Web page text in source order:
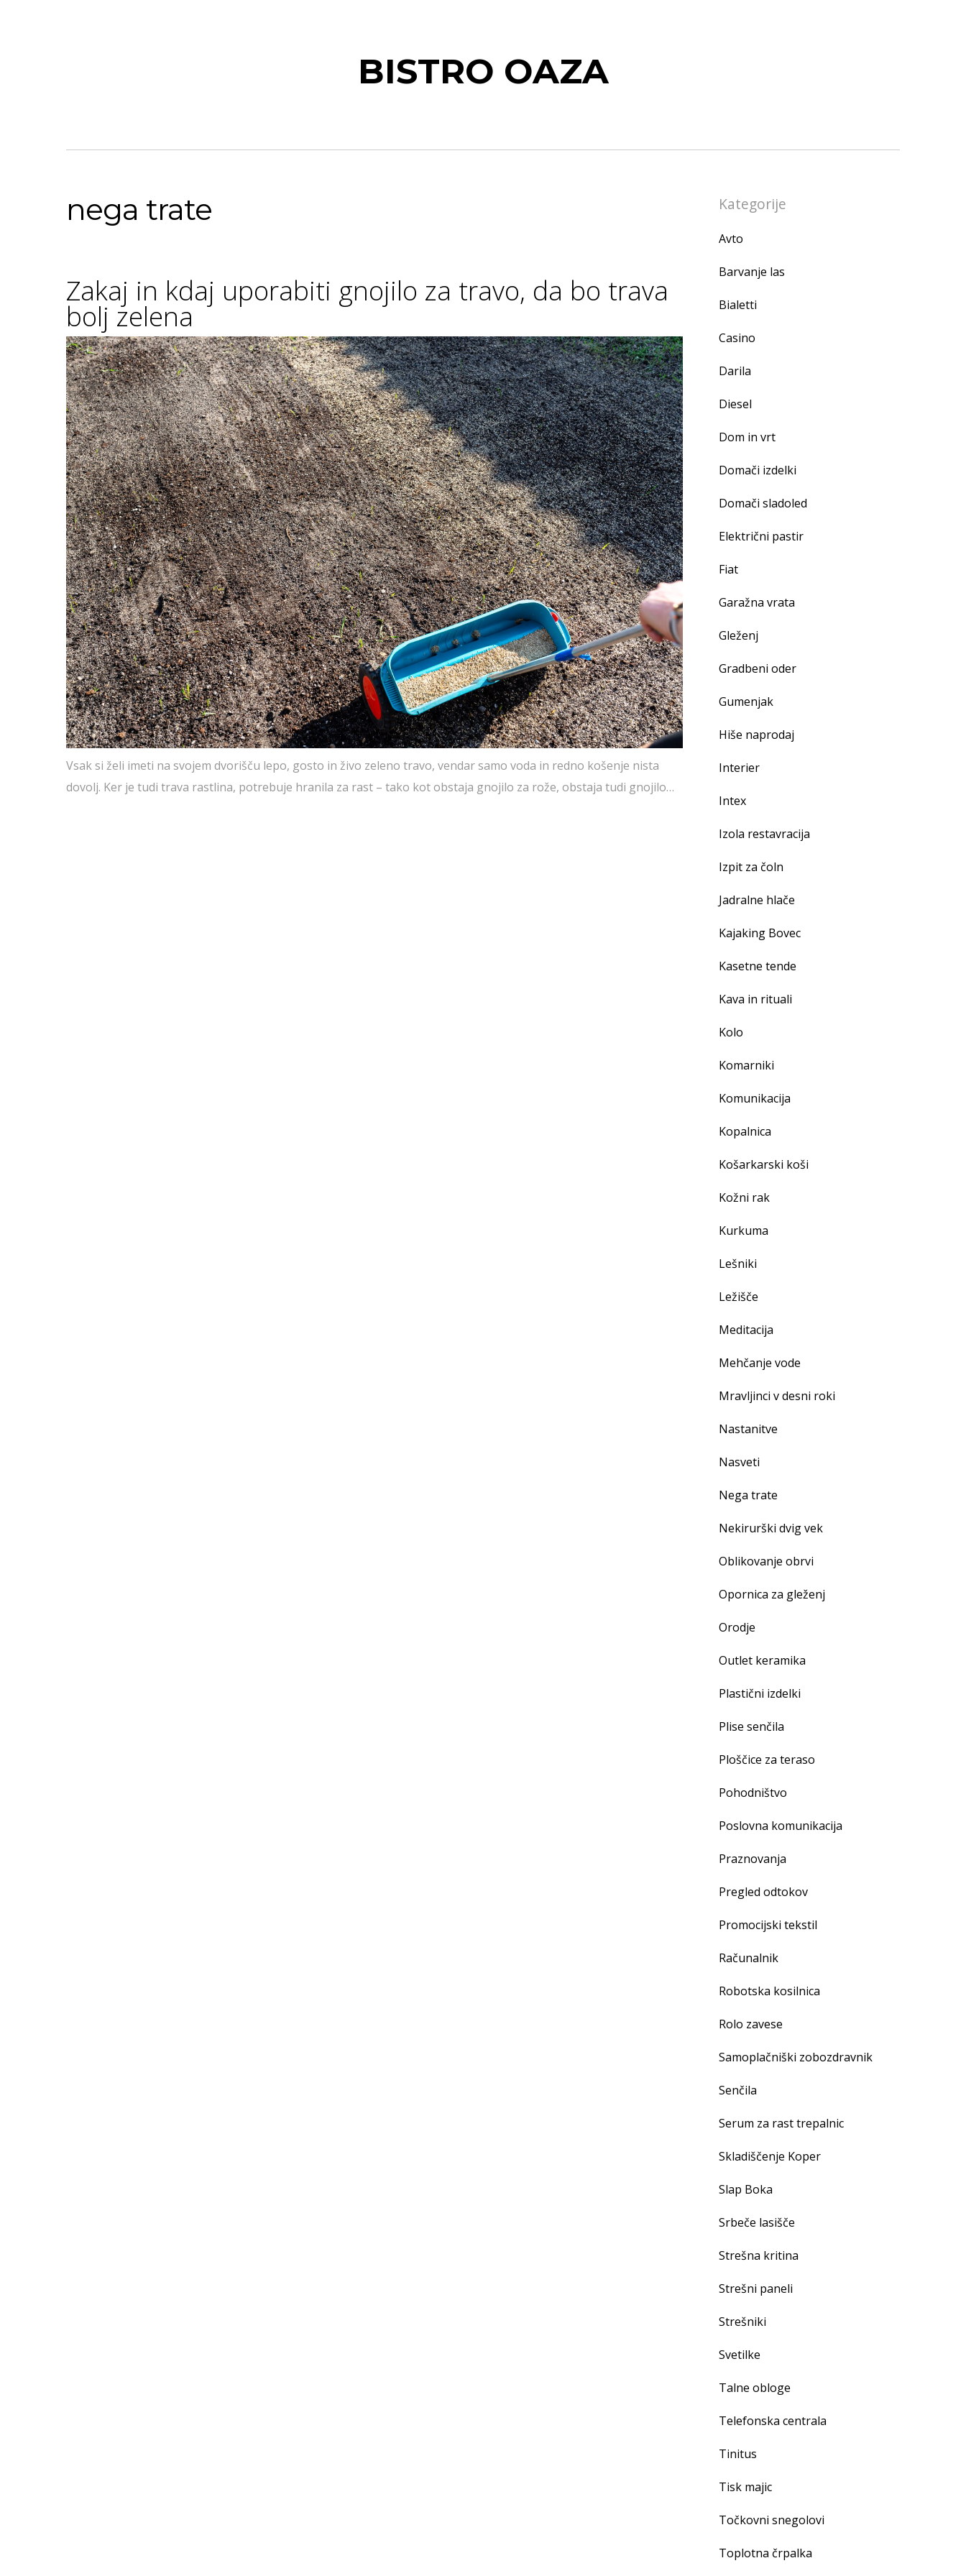
BISTRO OAZA
nega trate
Zakaj in kdaj uporabiti gnojilo za travo, da bo trava
bolj zelena
Vsak si želi imeti na svojem dvorišču lepo, gosto in živo zeleno travo, vendar samo voda in redno košenje nista
dovolj. Ker je tudi trava rastlina, potrebuje hranila za rast – tako kot obstaja gnojilo za rože, obstaja tudi gnojilo…
Kategorije
Avto
Barvanje las
Bialetti
Casino
Darila
Diesel
Dom in vrt
Domači izdelki
Domači sladoled
Električni pastir
Fiat
Garažna vrata
Gleženj
Gradbeni oder
Gumenjak
Hiše naprodaj
Interier
Intex
Izola restavracija
Izpit za čoln
Jadralne hlače
Kajaking Bovec
Kasetne tende
Kava in rituali
Kolo
Komarniki
Komunikacija
Kopalnica
Košarkarski koši
Kožni rak
Kurkuma
Lešniki
Ležišče
Meditacija
Mehčanje vode
Mravljinci v desni roki
Nastanitve
Nasveti
Nega trate
Nekirurški dvig vek
Oblikovanje obrvi
Opornica za gleženj
Orodje
Outlet keramika
Plastični izdelki
Plise senčila
Ploščice za teraso
Pohodništvo
Poslovna komunikacija
Praznovanja
Pregled odtokov
Promocijski tekstil
Računalnik
Robotska kosilnica
Rolo zavese
Samoplačniški zobozdravnik
Senčila
Serum za rast trepalnic
Skladiščenje Koper
Slap Boka
Srbeče lasišče
Strešna kritina
Strešni paneli
Strešniki
Svetilke
Talne obloge
Telefonska centrala
Tinitus
Tisk majic
Točkovni snegolovi
Toplotna črpalka